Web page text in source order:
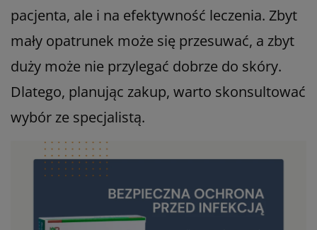
pacjenta, ale i na efektywność leczenia. Zbyt
mały opatrunek może się przesuwać, a zbyt
duży może nie przylegać dobrze do skóry.
Dlatego, planując zakup, warto skonsultować
wybór ze specjalistą.